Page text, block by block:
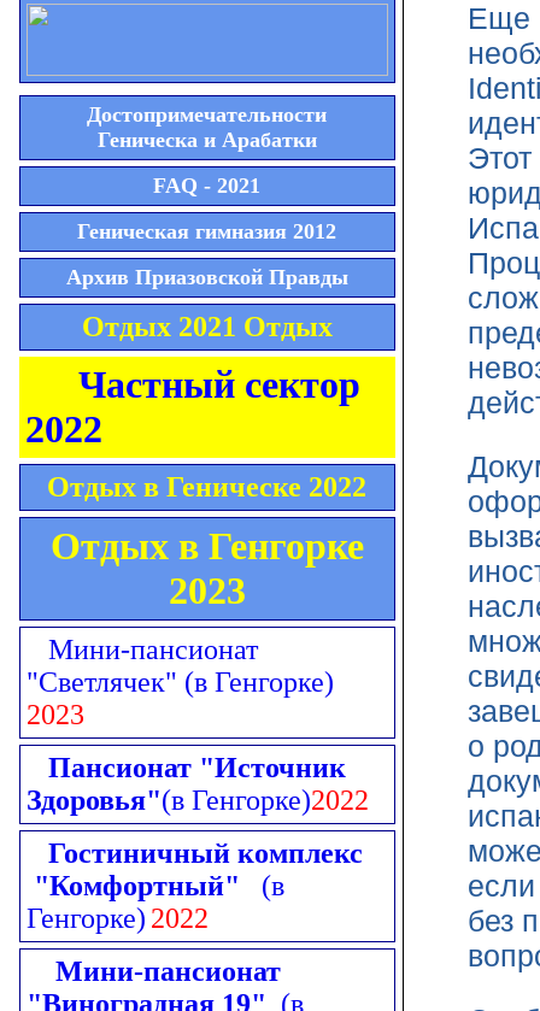
Достопримечательности
Геническа и Арабатки
FAQ - 2021
Геническая гимназия 2012
Архив Приазовской Правды
Отдых 2021 Отдых
Частный сектор
2022
Отдых в Геническе 2022
Отдых в Генгорке
2023
Мини-пансионат
"Светлячек" (в Генгорке)
2023
Пансионат "Источник
Здоровья"(в Генгорке)2022
Гостиничный комплекс
"Комфортный" (в
Генгорке) 2022
Мини-пансионат
"Виноградная 19" (в
Еще
о
без